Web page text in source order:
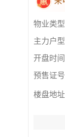
物业类型
主力户型
开盘时间
预售证号
楼盘地址